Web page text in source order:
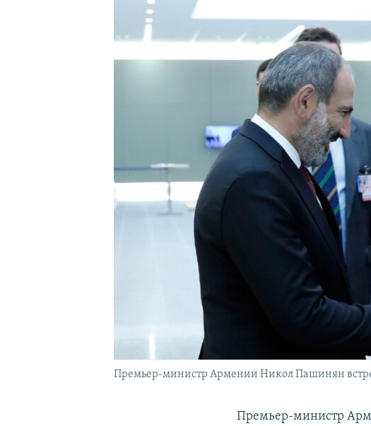
Премьер-министр Армении Никол Пашинян
Премьер-министр